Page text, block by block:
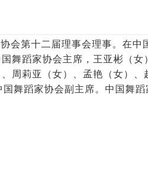
会第十二 届理事会理事。在中
舞蹈家协会主席， 王亚彬（女
周莉亚（女）、孟艳（女）、
国 舞蹈家协会副主席。中国 舞蹈